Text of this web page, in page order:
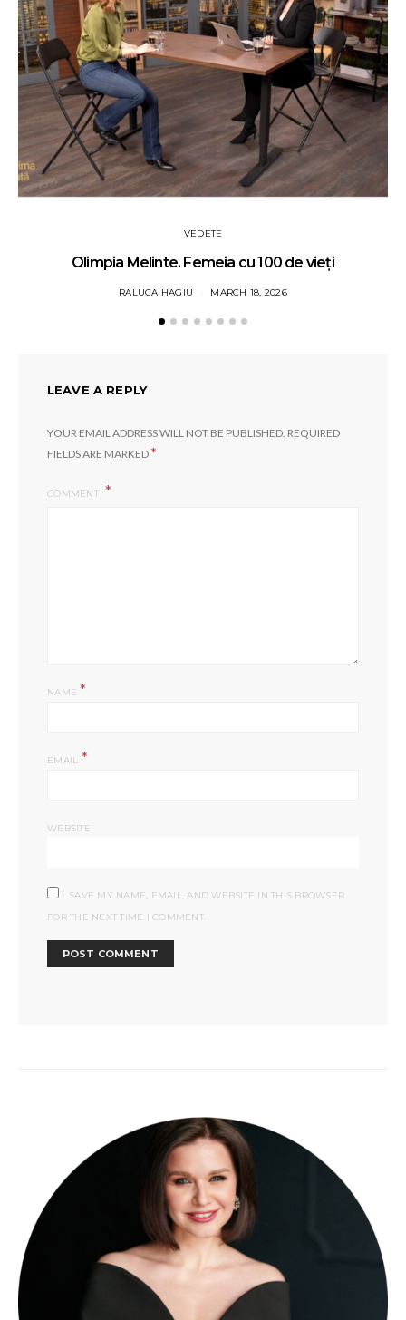
VEDETE
Olimpia Melinte. Femeia cu 100 de vieți
RALUCA HAGIU MARCH 18, 2026
LEAVE A REPLY
YOUR EMAIL ADDRESS WILL NOT BE PUBLISHED. REQUIRED
FIELDS ARE MARKED*
COMMENT
NAME*
EMAIL *
WEBSITE
SAVE MY NAME, EMAIL, AND WEBSITE IN THIS BROWSER
FOR THE NEXT TIME I COMMENT.